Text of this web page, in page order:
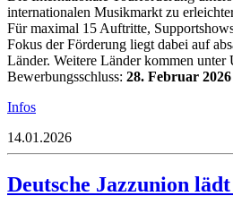
internationalen Musikmarkt zu
Für maximal 15 Auftritte,
Fokus der Förderung liegt dabei auf
Länder. Weitere Länder kommen
Bewerbungsschluss: 28. Februar 2026
Infos
14.01.2026
Deutsche Jazzunion